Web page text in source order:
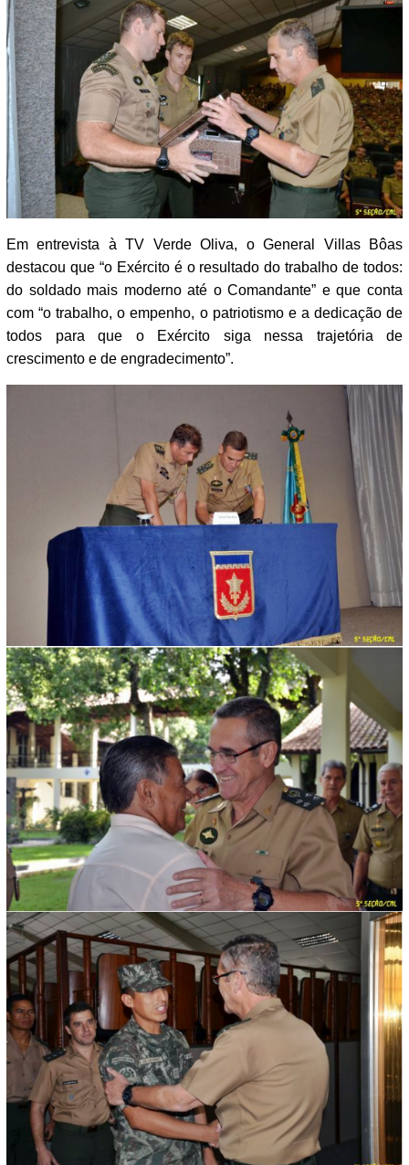
Em entrevista à TV Verde Oliva, o General Villas Bôas
destacou que “o Exército é o resultado do trabalho de todos:
do soldado mais moderno até o Comandante” e que conta
com “o trabalho, o empenho, o patriotismo e a dedicação de
todos para que o Exército siga nessa trajetória de
crescimento e de engradecimento”.